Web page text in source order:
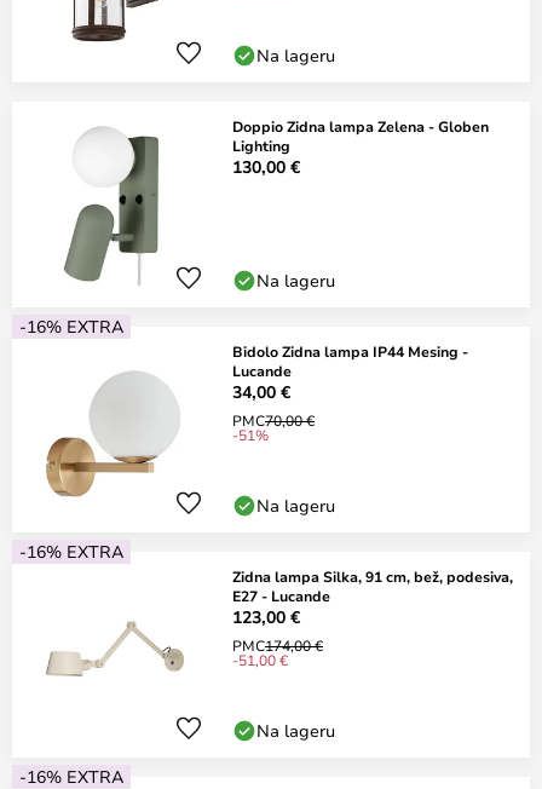
Na lageru
Doppio Zidna lampa Zelena - Globen
Lighting
130,00 €
Na lageru
-16% EXTRA
Bidolo Zidna lampa IP44 Mesing -
Lucande
34,00 €
PMC70,00 €
-51%
Na lageru
-16% EXTRA
Zidna lampa Silka, 91 cm, bež, podesiva,
E27 - Lucande
123,00 €
PMC174,00 €
-51,00 €
Na lageru
-16% EXTRA